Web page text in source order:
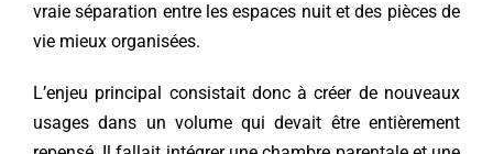
vraie séparation entre les espaces nuit et des pièces de
vie mieux organisées.
L’enjeu principal consistait donc à créer de nouveaux
usages dans un volume qui devait être entièrement